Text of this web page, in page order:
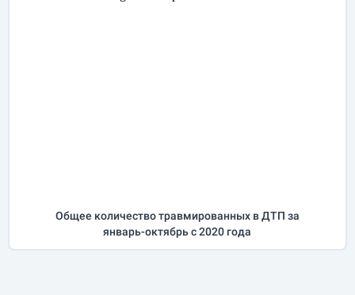
Общее количество травмированных в ДТП за
январь-октябрьс 2020 года